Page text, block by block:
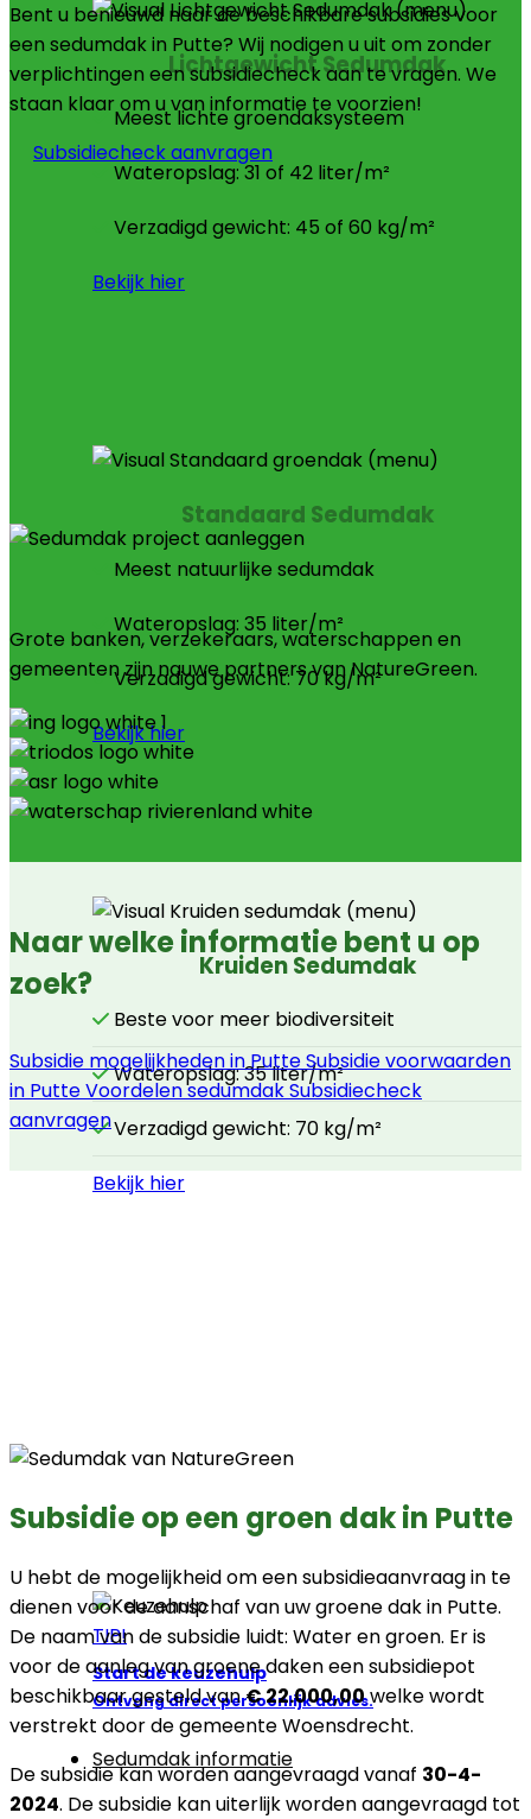
Lichtgewicht Sedumdak
Meest lichte groendaksysteem
Wateropslag: 31 of 42 liter/m²
Verzadigd gewicht: 45 of 60 kg/m²
Bekijk hier
Standaard Sedumdak
Meest natuurlijke sedumdak
Wateropslag: 35 liter/m²
Verzadigd gewicht: 70 kg/m²
Bekijk hier
Kruiden Sedumdak
Beste voor meer biodiversiteit
Wateropslag: 35 liter/m²
Verzadigd gewicht: 70 kg/m²
Bekijk hier
TIP!
Start de keuzehulp
Ontvang direct persoonlijk advies.
Sedumdak informatie
Bent u benieuwd naar de beschikbare subsidies voor
een sedumdak in Putte? Wij nodigen u uit om zonder
verplichtingen een subsidiecheck aan te vragen. We
staan klaar om u van informatie te voorzien!
Subsidiecheck aanvragen
Grote banken, verzekeraars, waterschappen en
gemeenten zijn nauwe partners van NatureGreen.
Naar welke informatie bent u op
zoek?
Subsidie mogelijkheden in PutteSubsidie voorwaarden
in PutteVoordelen sedumdakSubsidiecheck
aanvragen
Subsidie op een groen dak in Putte
U hebt de mogelijkheid om een subsidieaanvraag in te
dienen voor de aanschaf van uw groene dak in Putte.
De naam van de subsidie luidt: Water en groen. Er is
voor de aanleg van groene daken een subsidiepot
beschikbaar gesteld van€ 22.000,00welke wordt
verstrekt door de gemeente Woensdrecht.
De subsidie kan worden aangevraagd vanaf 30-4-
2024. De subsidie kan uiterlijk worden aangevraagd tot